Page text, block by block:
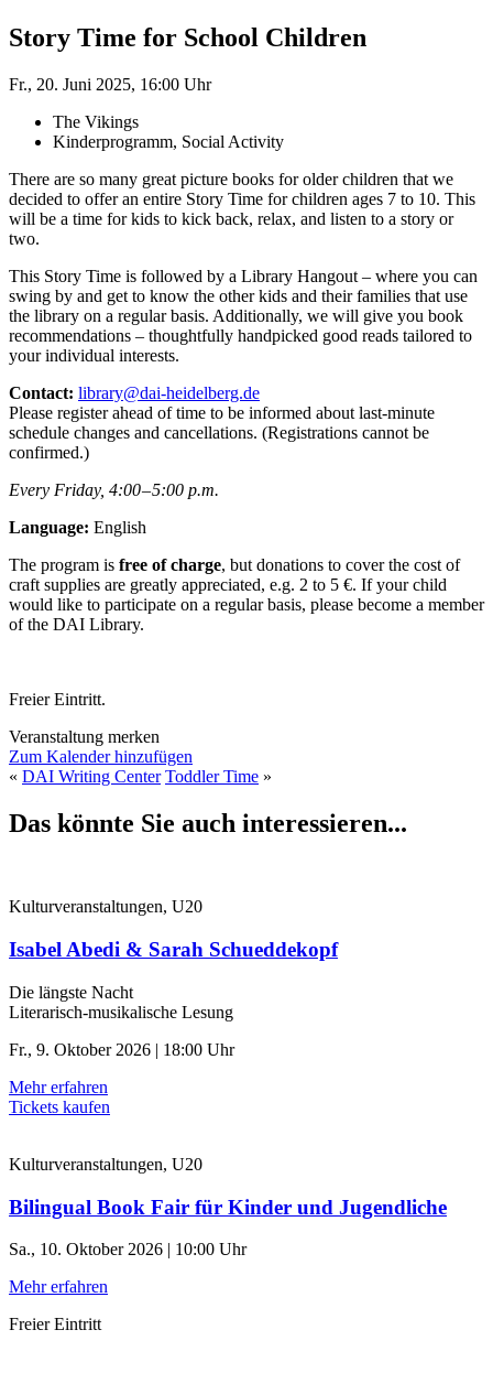
Story Time for School Children
Fr., 20. Juni 2025, 16:00 Uhr
The Vikings
Kinderprogramm, Social Activity
There are so many great picture books for older children that we
decided to offer an entire Story Time for children ages 7 to 10. This
will be a time for kids to kick back, relax, and listen to a story or
two.
This Story Time is followed by a Library Hangout – where you can
swing by and get to know the other kids and their families that use
the library on a regular basis. Additionally, we will give you book
recommendations – thoughtfully handpicked good reads tailored to
your individual interests.
Contact: library@dai-heidelberg.de
Please register ahead of time to be informed about last-minute
schedule changes and cancellations. (Registrations cannot be
confirmed.)
Every Friday, 4:00 – 5:00 p.m.
Language: English
The program is free of charge, but donations to cover the cost of
craft supplies are greatly appreciated, e.g. 2 to 5 €. If your child
would like to participate on a regular basis, please become a member
of the DAI Library.
Freier Eintritt.
Veranstaltung merken
Zum Kalender hinzufügen
« DAI Writing Center Toddler Time »
Das könnte Sie auch interessieren...
Kulturveranstaltungen, U20
Isabel Abedi & Sarah Schueddekopf
Die längste Nacht
Literarisch-musikalische Lesung
Fr., 9. Oktober 2026 | 18:00 Uhr
Mehr erfahren
Tickets kaufen
Kulturveranstaltungen, U20
Bilingual Book Fair für Kinder und Jugendliche
Sa., 10. Oktober 2026 | 10:00 Uhr
Mehr erfahren
Freier Eintritt